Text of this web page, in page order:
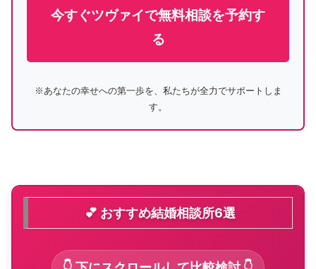
今すぐツヴァイで無料相談を予約す
る
※あなたの幸せへの第一歩を、私たちが全力でサポートしま
す。
💕 おすすめ結婚相談所6選